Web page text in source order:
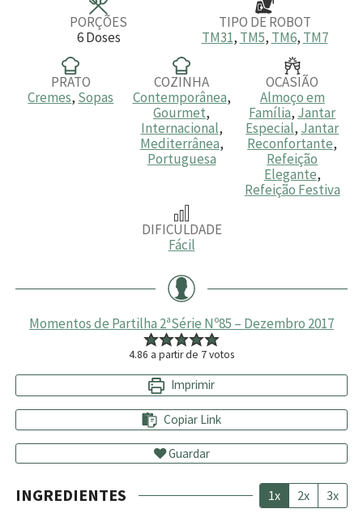
PORÇÕES
6 Doses
TIPO DE ROBOT
TM31, TM5, TM6, TM7
PRATO
Cremes, Sopas
COZINHA
Contemporânea,
Gourmet,
Internacional,
Mediterrânea,
Portuguesa
OCASIÃO
Almoço em
Família, Jantar
Especial, Jantar
Reconfortante,
Refeição
Elegante,
Refeição Festiva
DIFICULDADE
Fácil
Momentos de Partilha 2ªSérie Nº85 – Dezembro 2017
4.86 a partir de 7votos
Imprimir
Copiar Link
Guardar
INGREDIENTES 1x 2x 3x